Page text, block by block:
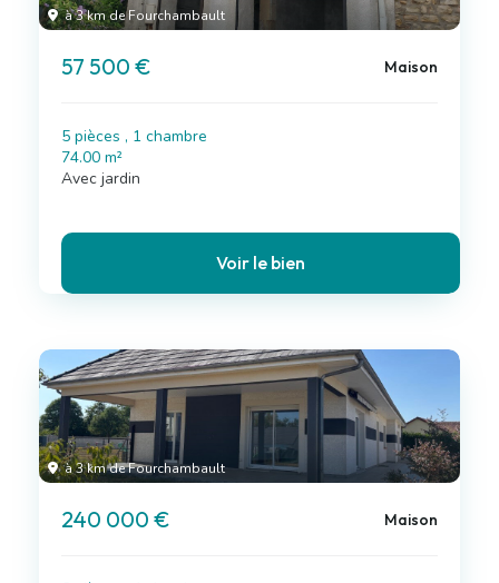
à 3 km de Fourchambault
57 500 € Maison
5 pièces , 1 chambre
74.00 m²
Avec jardin
Voir le bien
à 3 km de Fourchambault
240 000 € Maison